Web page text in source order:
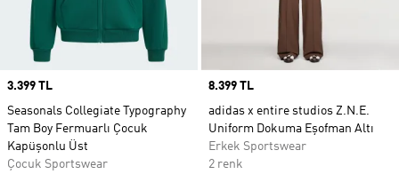
Price
3.399 TL
Seasonals Collegiate Typography
Tam Boy Fermuarlı Çocuk
Kapüşonlu Üst
Çocuk Sportswear
Price
8.399 TL
adidas x entire studios Z.N.E.
Uniform Dokuma Eşofman Altı
Erkek Sportswear
2 renk